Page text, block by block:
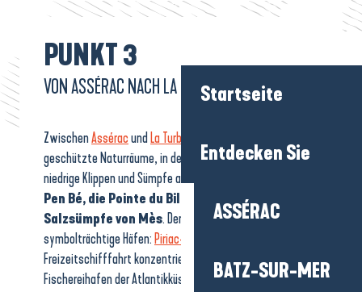
Startseite
Entdecken Sie
ASSÉRAC
BATZ-SUR-MER
PUNKT 3
VON ASSÉRAC NACH LA TURBALLE
ZwischenAsséracund La Turballe
geschützte Naturräume, in denen sich Strände, Dünen,
niedrige Klippen und Sümpfe abwechseln:
Pen Bé, die Pointe du Bile oder auch die
Salzsümpfe von Mès. Der Weg verbindet auch
symbolträchtige Häfen: Piriac-sur-Mer
Freizeitschifffahrt konzentriert, und La Turballe, der größte
Fischereihafen der Atlantikküste.